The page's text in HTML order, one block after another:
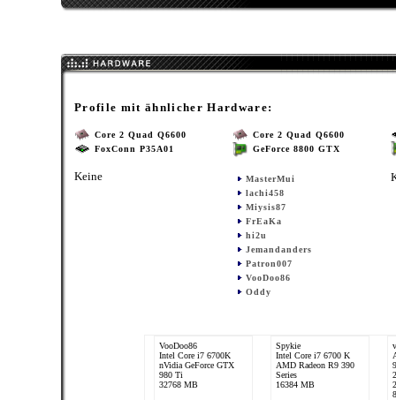
Profile mit ähnlicher Hardware:
Core 2 Quad Q6600
FoxConn P35A01
Keine
Core 2 Quad Q6600
GeForce 8800 GTX
MasterMui
lachi458
Miysis87
FrEaKa
hi2u
Jemandanders
Patron007
VooDoo86
Oddy
VooDoo86
Intel Core i7 6700K
nVidia GeForce GTX
980 Ti
32768 MB
Spykie
Intel Core i7 6700 K
AMD Radeon R9 390
Series
16384 MB